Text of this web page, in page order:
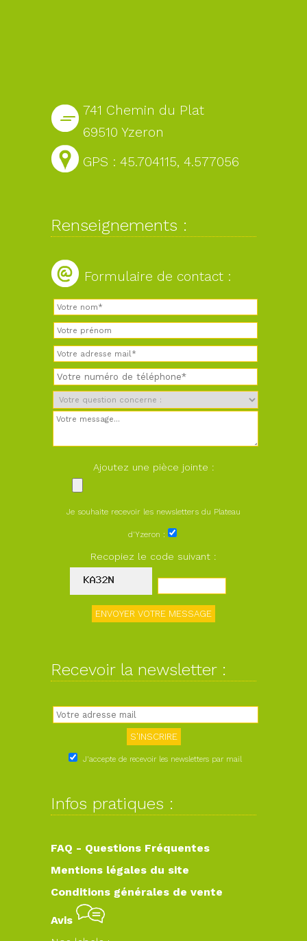
741 Chemin du Plat
69510 Yzeron
GPS : 45.704115, 4.577056
Renseignements :
Formulaire de contact :
Ajoutez une pièce jointe :
Je souhaite recevoir les newsletters du Plateau
d'Yzeron :
Recopiez le code suivant :
Recevoir la newsletter :
J'accepte de recevoir les newsletters par mail
Infos pratiques :
FAQ - Questions Fréquentes
Mentions légales du site
Conditions générales de vente
Avis